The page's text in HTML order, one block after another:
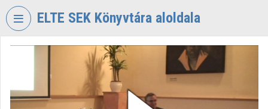
Fejléc kihagyása
ELTE SEK Könyvtára aloldala
TORIUM
EKL